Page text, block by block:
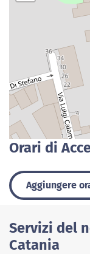
Orari di
Aggiungere
Servizi del
Catania